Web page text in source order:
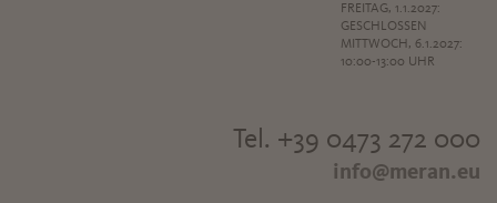
FREITAG, 1.1.2027:
GESCHLOSSEN
MITTWOCH, 6.1.2027:
10:00-13:00 UHR
Tel. +39 0473 272 000
info@meran.eu